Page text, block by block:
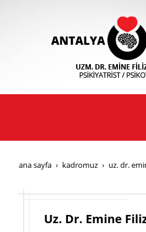
ana sayfa kadromuz uz. dr.
Uz. Dr. Emine